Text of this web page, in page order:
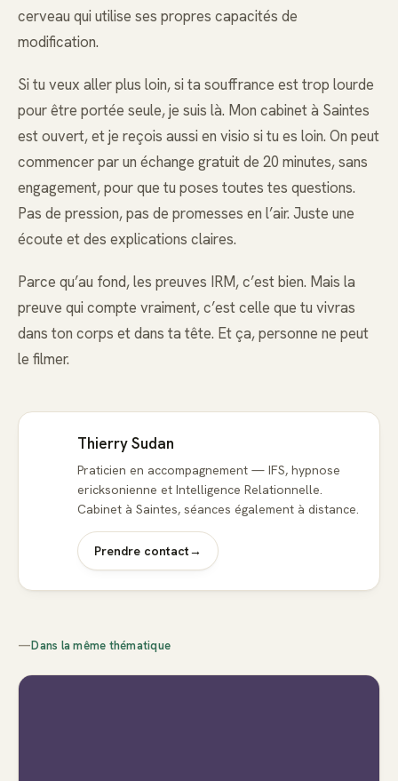
cerveau qui utilise ses propres capacités de
modification.
Si tu veux aller plus loin, si ta souffrance est trop lourde
pour être portée seule, je suis là. Mon cabinet à Saintes
est ouvert, et je reçois aussi en visio si tu es loin. On peut
commencer par un échange gratuit de 20 minutes, sans
engagement, pour que tu poses toutes tes questions.
Pas de pression, pas de promesses en l’air. Juste une
écoute et des explications claires.
Parce qu’au fond, les preuves IRM, c’est bien. Mais la
preuve qui compte vraiment, c’est celle que tu vivras
dans ton corps et dans ta tête. Et ça, personne ne peut
le filmer.
Thierry Sudan
Praticien en accompagnement — IFS, hypnose
ericksonienne et Intelligence Relationnelle.
Cabinet à Saintes, séances également à distance.
Prendre contact→
—Dans la même thématique